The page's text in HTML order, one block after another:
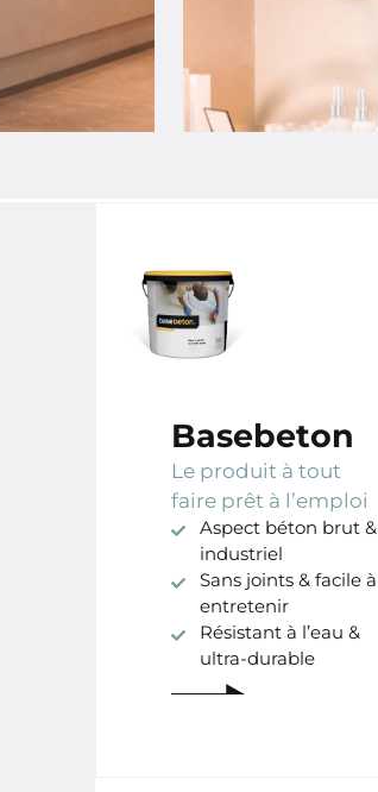
Basebeton
Le produit à tout
faire prêt à l’emploi
Aspect béton brut &
industriel
Sans joints & facile à
entretenir
Résistant à l’eau &
ultra-durable